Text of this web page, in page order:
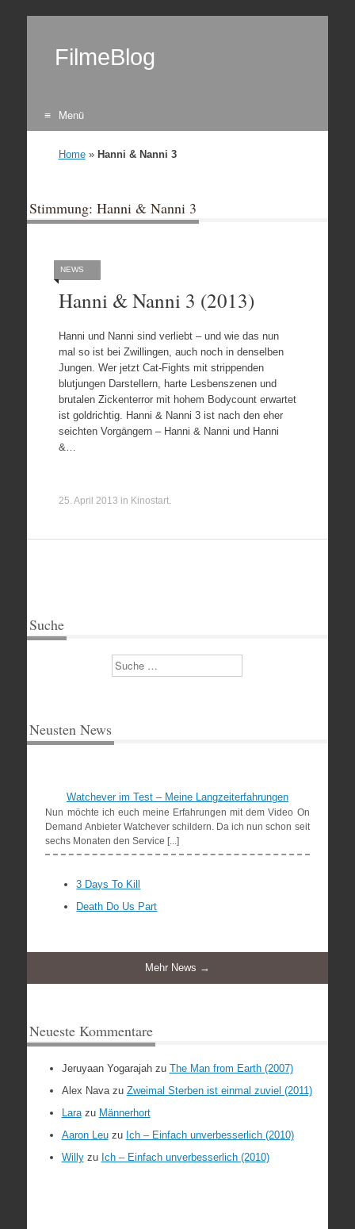
FilmeBlog
Menü
Home» Hanni & Nanni 3
Stimmung: Hanni & Nanni 3
NEWS
Hanni & Nanni 3 (2013)
Hanni und Nanni sind verliebt – und wie das nun
mal so ist bei Zwillingen, auch noch in denselben
Jungen. Wer jetzt Cat-Fights mit strippenden
blutjungen Darstellern, harte Lesbenszenen und
brutalen Zickenterror mit hohem Bodycount erwartet
ist goldrichtig. Hanni & Nanni 3 ist nach den eher
seichten Vorgängern – Hanni & Nanni und Hanni
&…
25. April 2013 in Kinostart.
Suche
Suchen
Neusten News
Watchever im Test – Meine Langzeiterfahrungen
Nun möchte ich euch meine Erfahrungen mit dem Video On
Demand Anbieter Watchever schildern. Da ich nun schon seit
sechs Monaten den Service [...]
3 Days To Kill
Death Do Us Part
Mehr News →
Neueste Kommentare
Jeruyaan Yogarajahzu The Man from Earth (2007)
Alex Navazu Zweimal Sterben ist einmal zuviel (2011)
Larazu Männerhort
Aaron Leuzu Ich – Einfach unverbesserlich (2010)
Willyzu Ich – Einfach unverbesserlich (2010)